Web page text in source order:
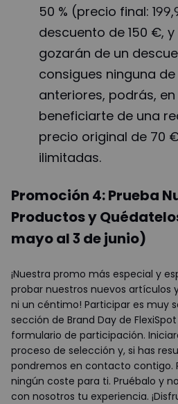
50 % (precio final:
descuento de 150 €, y
gozarán de un
consigues ninguna
anteriores, podrás,
beneficiarte de una
precio original de 70
ilimitadas.
Promoción 4: Prueba
Productos y
mayo al 3 de junio)
¡Nuestra promo más especial y
probar nuestros nuevos artículos
ni un céntimo! Participar es muy
sección de Brand Day de
formulario de participación.
proceso de selección y, si has
pondremos en contacto contigo.
ningún coste para ti. Pruébalo y
con nosotros tu experiencia.